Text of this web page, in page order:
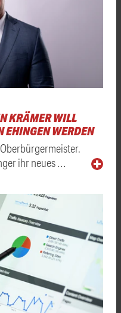
KRÄMER WILL
EHINGEN WERDEN
ihr neues …